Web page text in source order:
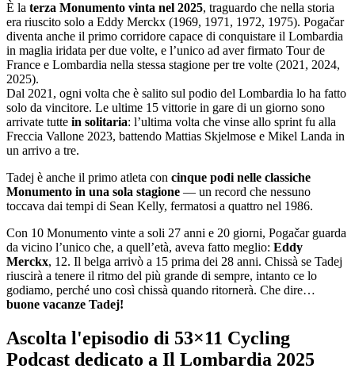
È la terza Monumento vinta nel 2025, traguardo che nella storia
era riuscito solo a Eddy Merckx (1969, 1971, 1972, 1975). Pogačar
diventa anche il primo corridore capace di conquistare il Lombardia
in maglia iridata per due volte, e l’unico ad aver firmato Tour de
France e Lombardia nella stessa stagione per tre volte (2021, 2024,
2025).
Dal 2021, ogni volta che è salito sul podio del Lombardia lo ha fatto
solo da vincitore. Le ultime 15 vittorie in gare di un giorno sono
arrivate tutte in solitaria: l’ultima volta che vinse allo sprint fu alla
Freccia Vallone 2023, battendo Mattias Skjelmose e Mikel Landa in
un arrivo a tre.
Tadej è anche il primo atleta con cinque podi nelle classiche
Monumento in una sola stagione — un record che nessuno
toccava dai tempi di Sean Kelly, fermatosi a quattro nel 1986.
Con 10 Monumento vinte a soli 27 anni e 20 giorni, Pogačar guarda
da vicino l’unico che, a quell’età, aveva fatto meglio: Eddy
Merckx, 12. Il belga arrivò a 15 prima dei 28 anni. Chissà se Tadej
riuscirà a tenere il ritmo del più grande di sempre, intanto ce lo
godiamo, perché uno così chissà quando ritornerà. Che dire…
buone vacanze Tadej!
Ascolta l'episodio di 53×11 Cycling
Podcast dedicato a Il Lombardia 2025